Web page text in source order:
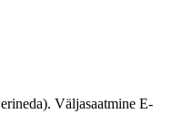
Väljasaatmine E-